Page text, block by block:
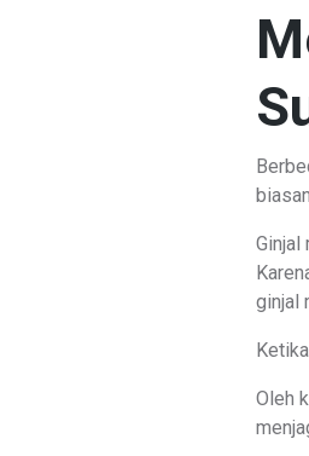
Ginjal
ginjal
Oleh